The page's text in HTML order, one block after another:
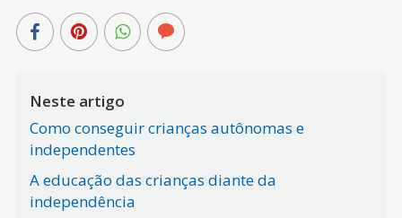
Neste artigo
Como conseguir crianças autônomas e
independentes
A educação das crianças diante da
independência